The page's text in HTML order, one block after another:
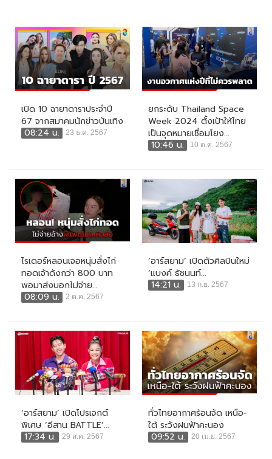
เปิด 10 ฉายาดาราประจำปี
67 จากสมาคมนักข่าวบันเทิง
08:24 น.
23 ธ.ค. 2567
ยกระดับ Thailand Space
Week 2024 ตั้งเป้าให้ไทย
เป็นจุดหมายเชื่อมโยง...
10:46 น.
10 ต.ค. 2567
ไรเดอร์หลอนเจอหนุ่มสั่งไก่
ทอดเจ้าดังกว่า 800 บาท
พอมาส่งบอกไม่จ่าย...
08:09 น.
2 ต.ค. 2567
‘อาร์สยาม’ เปิดตัวศิลปินใหม่
‘แบงค์ ธัชนนท์...
14:21 น.
13 ก.ย. 2567
‘อาร์สยาม’ เปิดโปรเจกต์
พิเศษ ‘อีสาน BATTLE’...
17:34 น.
29 ส.ค. 2567
ทั่วไทยอากาศร้อนจัด เหนือ-
ใต้ ระวังฝนฟ้าคะนอง
09:52 น.
20 เม.ย. 2567